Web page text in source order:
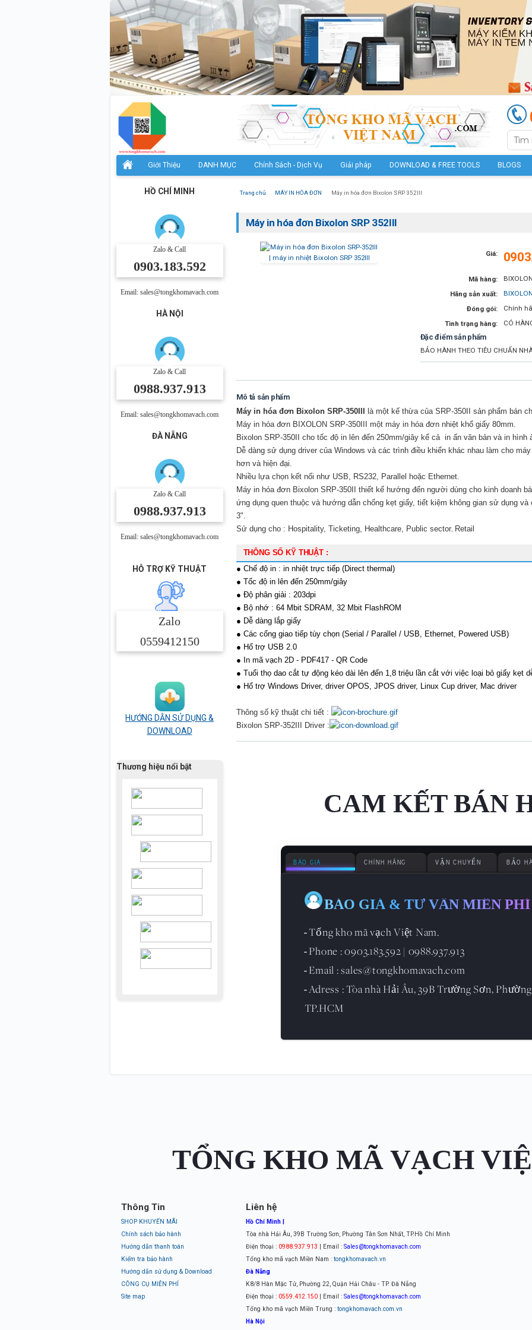
Giới Thiệu DANH MỤC Chính Sách - Dịch Vụ Giải pháp DOWNLOAD & FREE TOOLS BLOGS
HỒ CHÍ MINH
Zalo & Call
0903.183.592
Email: sales@tongkhomavach.com
HÀ NỘI
Zalo & Call
0988.937.913
Email: sales@tongkhomavach.com
ĐÀ NẴNG
Zalo & Call
0988.937.913
Email: sales@tongkhomavach.com
HỖ TRỢ KỸ THUẬT
Zalo
0559412150
HƯỚNG DẪN SỬ DỤNG &
DOWNLOAD
Thương hiệu nổi bật
Trang chủ MÁY IN HÓA ĐƠN Máy in hóa đơn Bixolon SRP 352III
Máy in hóa đơn Bixolon SRP 352III
Giá:
Mã hàng:
Hãng sản xuất:
BIXOLON
Đóng gói:
Chính
Tình trạng hàng:
CÓ
Đặc điểm sản phẩm
BẢO HÀNH THEO TIÊU CHUẨN
Mô tả sản phẩm
Máy in hóa đơn Bixolon SRP-350III là một kế thừa của SRP-350II sản phẩm bán
Máy in hóa đơn BIXOLON SRP-350III một máy in hóa đơn nhiệt khổ giấy 80mm.
Bixolon SRP-350II cho tốc độ inlên đến 250mm/giây kể cả in ấn văn bảnvà in hình
Dễ dàng sử dụng driver của Windows và các trình điều khiển khác nhau làm cho
hơn và hiện đại.
Nhiều lựa chọn kết nối như USB, RS232, Parallel hoặc Ethernet.
Máy in hóa đơn Bixolon SRP-350II thiết kế hướng đến người dùng cho kinh doanh
ứng dụng quen thuộc và hướng dẫn chống kẹt giấy, tiết kiệm không gian sử dụng
3".
Sử dụng cho : Hospitality, Ticketing, Healthcare, Public sector, Retail
THÔNG SỐ KỸ THUẬT :
● Chế độ in : in nhiệt trực tiếp (Direct thermal)
● Tốc độ in lên đến 250mm/giây
● Độ phân giải : 203dpi
● Bộ nhớ : 64 Mbit SDRAM, 32 Mbit FlashROM
● Dễ dànglắp giấy
● Các cổng giao tiếp tùy chọn (Serial / Parallel / USB, Ethernet, Powered USB)
● Hổ trợ USB 2.0
● In mã vạch 2D - PDF417- QR Code
● Tuổi thọ dao cắt tự động kéo dài lên đến 1,8 triệulần cắt với việc l oại bỏ giấy kẹt
● Hổ trợ Windows Driver, driver OPOS, JPOS driver, Linux Cup driver, Mac driver
Thông số kỹ thuật chi tiết :
Bixolon SRP-352III Driver :
CAM KẾT BÁN
BÁO GIÁ CHÍNH HÃNG VẬN CHUYỂN BẢO
BÁO GIÁ & TƯ VẪN MIỄN PHÍ
- Tổng kho mã vạch Việt Nam.
- Phone : 0903.183.592 | 0988.937.913
- Email : sales@tongkhomavach.com
- Adress : Tòa nhà Hải Âu, 39B Trường Sơn,
TP.HCM
TỔNG KHO MÃ VẠCH
Thông Tin
SHOP KHUYẾN MÃI
Chính sách bảo hành
Hướng dẫn thanh toán
Kiểm tra bảo hành
Hướng dẫn sử dụng & Download
CÔNG CỤ MIỄN PHÍ
Site map
Liên hệ
Hồ Chí Minh |
Tòa nhà Hải Âu, 39B Trường Sơn, Phường Tân Sơn Nhất, TP.Hồ Chí Minh
Điện thoại : 0988.937.913 | Email : Sales@tongkhomavach.com
Tổng kho mã vạch Miền Nam : tongkhomavach.vn
Đà Nẵng
K8/8 Hàn Mặc Tử, Phường 22, Quận Hải Châu - TP. Đà Nẵng
Điện thoại : 0559.412.150| Email : Sales@tongkhomavach.com
Tổng kho mã vạch Miền Trung : tongkhomavach.com.vn
Hà Nội